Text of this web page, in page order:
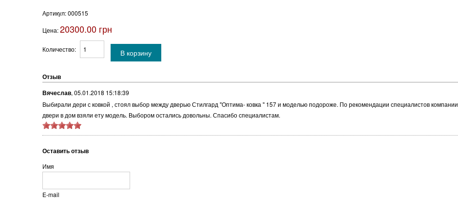
Артикул:000515
Цена:20300.00 грн
Количество:
Отзыв
Вячеслав, 05.01.2018 15:18:39
Выбирали дери с ковкой , стоял выбор между дверью Стилгард "Oптима- ковка " 157 и моделью подороже. По рекомендации специалистов компании
двери в дом взяли ету модель. Выбором остались довольны. Спасибо специалистам.
Оставить отзыв
Имя
E-mail